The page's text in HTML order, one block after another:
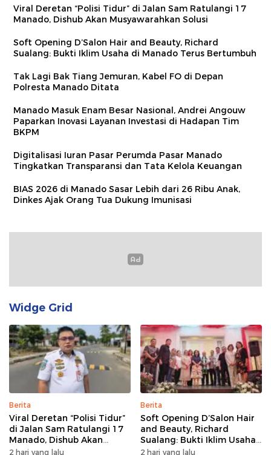
Viral Deretan “Polisi Tidur” di Jalan Sam Ratulangi 17
Manado, Dishub Akan Musyawarahkan Solusi
Soft Opening D’Salon Hair and Beauty, Richard
Sualang: Bukti Iklim Usaha di Manado Terus Bertumbuh
Tak Lagi Bak Tiang Jemuran, Kabel FO di Depan
Polresta Manado Ditata
Manado Masuk Enam Besar Nasional, Andrei Angouw
Paparkan Inovasi Layanan Investasi di Hadapan Tim
BKPM
Digitalisasi Iuran Pasar Perumda Pasar Manado
Tingkatkan Transparansi dan Tata Kelola Keuangan
BIAS 2026 di Manado Sasar Lebih dari 26 Ribu Anak,
Dinkes Ajak Orang Tua Dukung Imunisasi
Widge Grid
Berita
Viral Deretan “Polisi Tidur”
di Jalan Sam Ratulangi 17
Manado, Dishub Akan
Musyawarahkan Solusi
2 hari yang lalu
Berita
Soft Opening D’Salon Hair
and Beauty, Richard
Sualang: Bukti Iklim Usaha
di Manado Terus
2 hari yang lalu